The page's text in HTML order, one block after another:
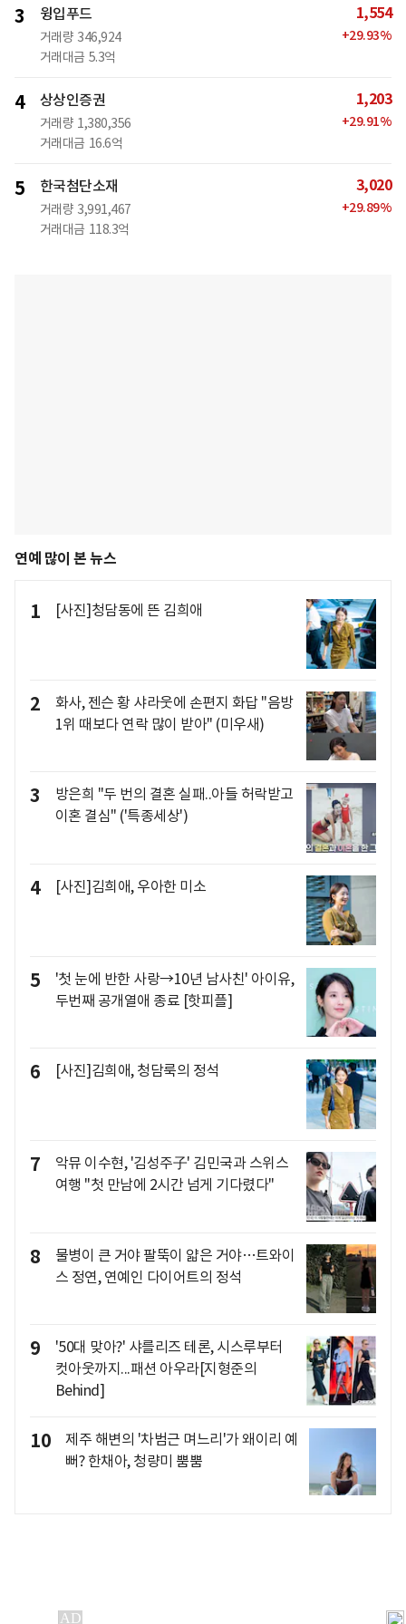
3 윙입푸드
거래량 346,924
거래대금 5.3억
1,554
+29.93%
4 상상인증권
거래량 1,380,356
거래대금 16.6억
1,203
+29.91%
5 한국첨단소재
거래량 3,991,467
거래대금 118.3억
3,020
+29.89%
연예 많이 본 뉴스
1 [사진]청담동에 뜬 김희애
2
화사, 젠슨 황 샤라웃에 손편지 화답 "음방
1위 때보다 연락 많이 받아" (미우새)
3
방은희 "두 번의 결혼 실패..아들 허락받고
이혼 결심" ('특종세상')
4 [사진]김희애, 우아한 미소
5
'첫 눈에 반한 사랑→10년 남사친' 아이유,
두번째 공개열애 종료 [핫피플]
6 [사진]김희애, 청담룩의 정석
7
악뮤 이수현, '김성주子' 김민국과 스위스
여행 "첫 만남에 2시간 넘게 기다렸다"
8
물병이 큰 거야 팔뚝이 얇은 거야…트와이
스 정연, 연예인 다이어트의 정석
9
'50대 맞아?' 샤를리즈 테론, 시스루부터
컷아웃까지...패션 아우라[지형준의
Behind]
10
제주 해변의 '차범근 며느리'가 왜이리 예
뻐? 한채아, 청량미 뿜뿜